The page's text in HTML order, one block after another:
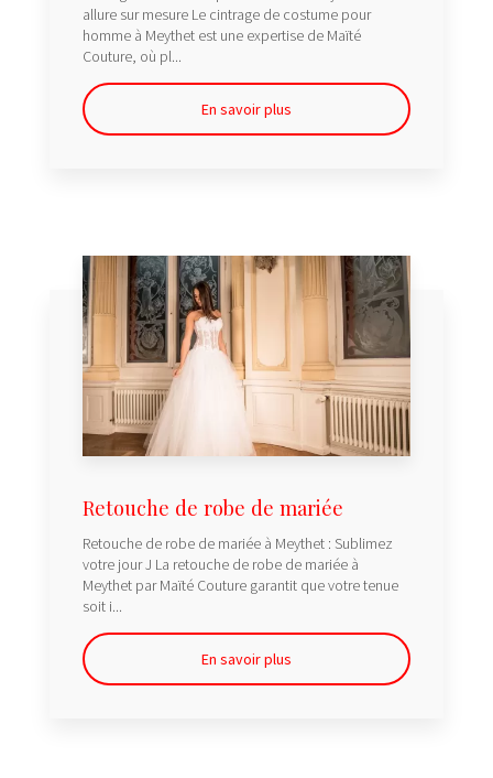
allure sur mesure Le cintrage de costume pour
homme à Meythet est une expertise de Maïté
Couture, où pl...
En savoir plus
Retouche de robe de mariée
Retouche de robe de mariée à Meythet : Sublimez
votre jour J La retouche de robe de mariée à
Meythet par Maïté Couture garantit que votre tenue
soit i...
En savoir plus